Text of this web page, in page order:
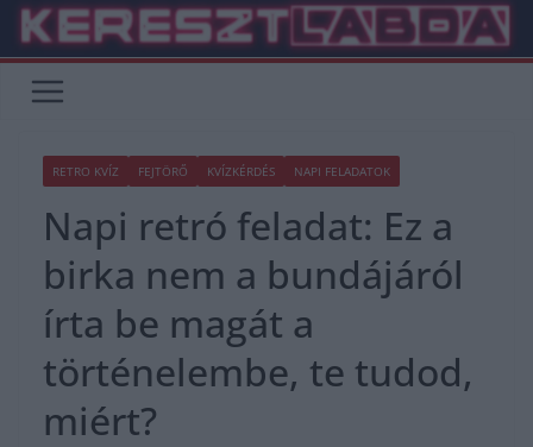
Skip
content
RETRO KVÍZ FEJTÖRŐ KVÍZKÉRDÉS NAPI FELADATOK
Napi retró feladat: Ez a
birka nem a bundájáról
írta be magát a
történelembe, te tudod,
miért?